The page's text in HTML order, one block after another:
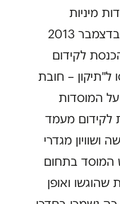
מיניות
במוסדות להשכלה גבוהה שאושרו בדצמבר 2013
לקידום
ל"תיקון – חובת
על המוסדות
לקידום מעמד
מגדרי
המוסד בתחום
ואופן